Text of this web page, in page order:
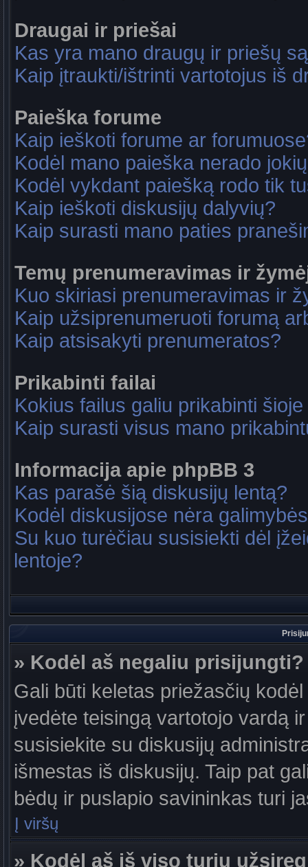
Draugai ir priešai
Kas yra mano draugų ir priešų
Kaip įtraukti/ištrinti vartotojus iš
Paieška forume
Kaip ieškoti forume ar
Kodėl mano paieška nerado
Kodėl vykdant paiešką rodo tik
Kaip ieškoti diskusijų dalyvių?
Kaip surasti mano paties
Temų prenumeravimas ir
Kuo skiriasi prenumeravimas ir
Kaip užsiprenumeruoti forumą
Kaip atsisakyti prenumeratos?
Prikabinti failai
Kokius failus galiu prikabinti
Kaip surasti visus mano
Informacija apie phpBB 3
Kas parašė šią diskusijų lentą?
Kodėl diskusijose nėra
Su kuo turėčiau susisiekti dėl
lentoje?
» Kodėl aš negaliu prisijungti?
Gali būti keletas priežasčių
įvedėte teisingą vartotojo vardą
susisiekite su diskusijų
išmestas iš diskusijų. Taip pat
bėdų ir puslapio savininkas turi
Į viršų
» Kodėl aš iš viso turiu